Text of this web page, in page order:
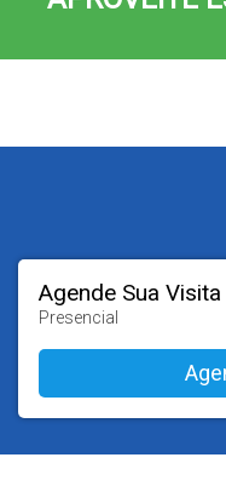
Agende Sua Visita
Presencial